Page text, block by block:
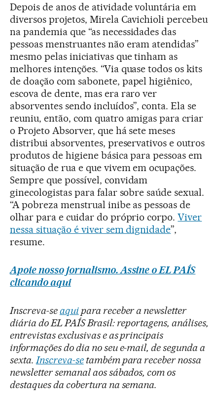
Depois de anos de atividade voluntária em
diversos projetos, Mirela Cavichioli percebeu
na pandemia que “as necessidades das
pessoas menstruantes não eram atendidas”
mesmo pelas iniciativas que tinham as
melhores intenções. “Via quase todos os kits
de doação com sabonete, papel higiênico,
escova de dente, mas era raro ver
absorventes sendo incluídos”, conta. Ela se
reuniu, então, com quatro amigas para criar
o Projeto Absorver, que há sete meses
distribui absorventes, preservativos e outros
produtos de higiene básica para pessoas em
situação de rua e que vivem em ocupações.
Sempre que possível, convidam
ginecologistas para falar sobre saúde sexual.
“A pobreza menstrual inibe as pessoas de
olhar para e cuidar do próprio corpo.Viver
nessa situação é viver sem dignidade”,
resume.
Apoie nosso jornalismo. Assine o EL PAÍS
clicando aqui
Inscreva-seaquipara receber a newsletter
diária do EL PAÍS Brasil: reportagens, análises,
entrevistas exclusivas e as principais
informações do dia no seu e-mail, de segunda a
sexta.Inscreva-setambém para receber nossa
newsletter semanal aos sábados, com os
destaques da cobertura na semana.